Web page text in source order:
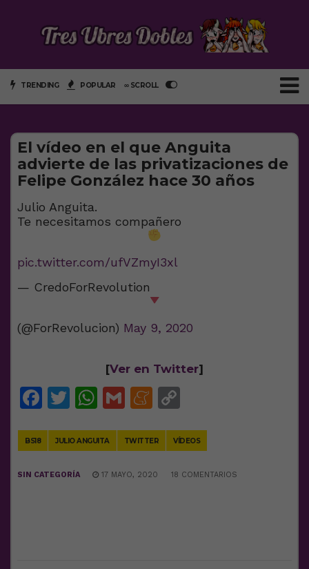
TRENDING POPULAR ∞ SCROLL
El vídeo en el que Anguita
advierte de las privatizaciones de
Felipe González hace 30 años
Julio Anguita.
Te necesitamos compañero
pic.twitter.com/ufVZmyI3xl
— CredoForRevolution
(@ForRevolucion) May 9, 2020
[Ver en Twitter]
Facebook
Twitter
WhatsApp
GmailMeneame
BS18 JULIO ANGUITA TWITTER VÍDEOS
SIN CATEGORÍA 17 MAYO, 2020 18 COMENTARIOS